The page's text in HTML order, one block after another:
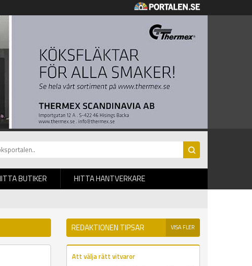
BUTIKER HITTA HANTVERKARE
REDAKTIONEN TIPSAR VISA FLER
Att välja rätt vitvaror